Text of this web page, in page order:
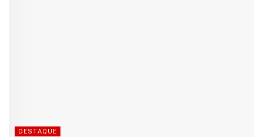
DESTAQUE